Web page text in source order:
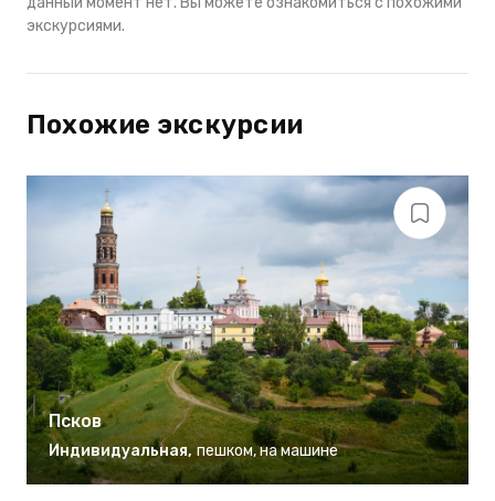
экскурсиями.
Похожие экскурсии
Псков
Индивидуальная, пешком, на машине